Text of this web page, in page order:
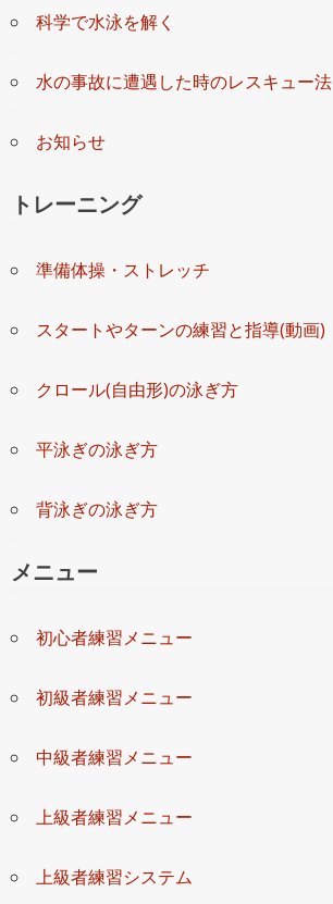
科学で水泳を解く
水の事故に遭遇した時のレスキュー法
お知らせ
トレーニング
準備体操・ストレッチ
スタートやターンの練習と指導(動画)
クロール(自由形)の泳ぎ方
平泳ぎの泳ぎ方
背泳ぎの泳ぎ方
メニュー
初心者練習メニュー
初級者練習メニュー
中級者練習メニュー
上級者練習メニュー
上級者練習システム